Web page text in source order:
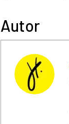
Autor